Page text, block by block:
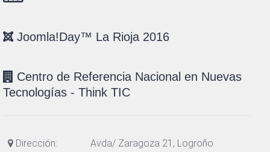
Joomla!Day™ La Rioja 2016
Centro de Referencia Nacional en Nuevas
Tecnologías - Think TIC
Dirección: Avda/ Zaragoza 21, Logroño